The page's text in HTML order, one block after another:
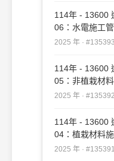
114年 - 13600
06：水電施工
新）#135393
2025 年 · #135393
114年 - 13600
05：非植栽材
新）#135392
2025 年 · #135392
114年 - 13600
04：植栽材料
更新）#135391
2025 年 · #135391